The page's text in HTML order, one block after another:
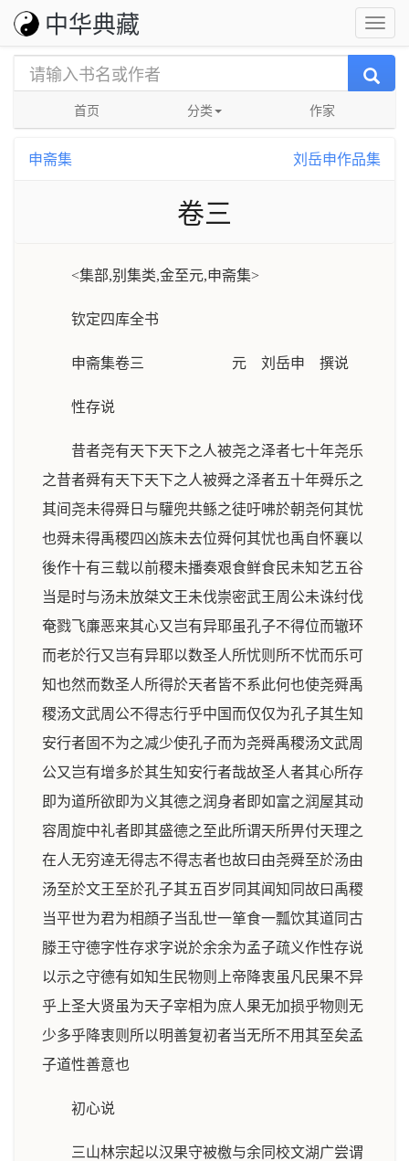
中华典藏
首页 分类 作家
申斋集 刘岳申作品集
卷三
<集部,别集类,金至元,申斋集>
钦定四库全书
申斋集卷三 元 刘岳申 撰说
性存说
昔者尧有天下天下之人被尧之泽者七十年尧乐
之昔者舜有天下天下之人被舜之泽者五十年舜乐之
其间尧未得舜日与驩兜共鲧之徒吁咈於朝尧何其忧
也舜未得禹稷四凶族未去位舜何其忧也禹自怀襄以
後作十有三载以前稷未播奏艰食鲜食民未知艺五谷
当是时与汤未放桀文王未伐崇密武王周公未诛纣伐
奄戮飞亷恶来其心又岂有异耶虽孔子不得位而辙环
而老於行又岂有异耶以数圣人所忧则所不忧而乐可
知也然而数圣人所得於天者皆不系此何也使尧舜禹
稷汤文武周公不得志行乎中国而仅仅为孔子其生知
安行者固不为之减少使孔子而为尧舜禹稷汤文武周
公又岂有增多於其生知安行者哉故圣人者其心所存
即为道所欲即为义其德之润身者即如富之润屋其动
容周旋中礼者即其盛德之至此所谓天所畀付天理之
在人无穷逹无得志不得志者也故曰由尧舜至於汤由
汤至於文王至於孔子其五百岁同其闻知同故曰禹稷
当平世为君为相顔子当乱世一箪食一瓢饮其道同古
滕王守德字性存求字说於余余为孟子疏义作性存说
以示之守德有如知生民物则上帝降衷虽凡民果不异
乎上圣大贤虽为天子宰相为庶人果无加损乎物则无
少多乎降衷则所以明善复初者当无所不用其至矣孟
子道性善意也
初心说
三山林宗起以汉果守被檄与余同校文湖广尝谓